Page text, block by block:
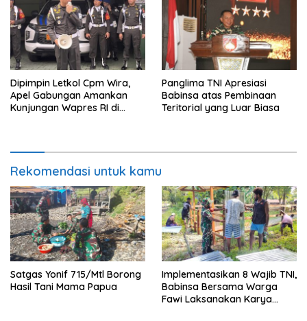
Dipimpin Letkol Cpm Wira,
Apel Gabungan Amankan
Kunjungan Wapres RI di
Panglima TNI Apresiasi
Babinsa atas Pembinaan
Teritorial yang Luar Biasa
Rekomendasi untuk kamu
Satgas Yonif 715/Mtl Borong
Hasil Tani Mama Papua
Implementasikan 8 Wajib TNI,
Babinsa Bersama Warga
Fawi Laksanakan Karya